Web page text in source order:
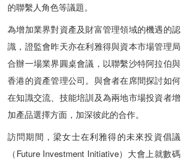
的聯繫人角色等議題。
為增加業界對資產及財富管理領域的機遇的認
識，證監會昨天亦在利雅得與資本市場管理局
合辦一場業界圓桌會議，以聯繫沙特阿拉伯與
香港的資產管理公司。與會者在席間探討如何
在知識交流、技能培訓及為兩地市場投資者增
加產品選擇方面，加深彼此的合作。
訪問期間，梁女士在利雅得的未來投資倡議
（Future Investment Initiative）大會上就數碼